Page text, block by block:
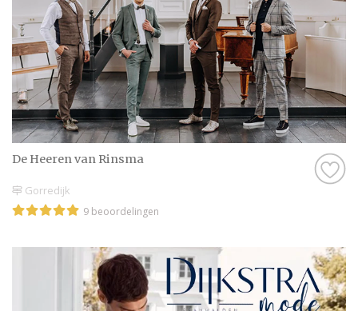
bruidsparen staan. Indien deze al
beoordeeld is, natuurlijk. Soms vind je
namelijk ook nieuwe professionals op onze
website, en dan is het misschien wel aan
jullie om de eerste beoordeling te schrijven!
Hoe dan ook, je kunt er zeker van zijn dat je
een geweldige ervaring krijgt met de
Bruidegom in Friesland op onze website. Het
zijn stuk voor stuk professionals die als
missie hebben om jullie een onvergetelijke
dag te bezorgen.
Genieten van de leukste Bruidegom in
Friesland
De Heeren van Rinsma
Gorredijk
9 beoordelingen